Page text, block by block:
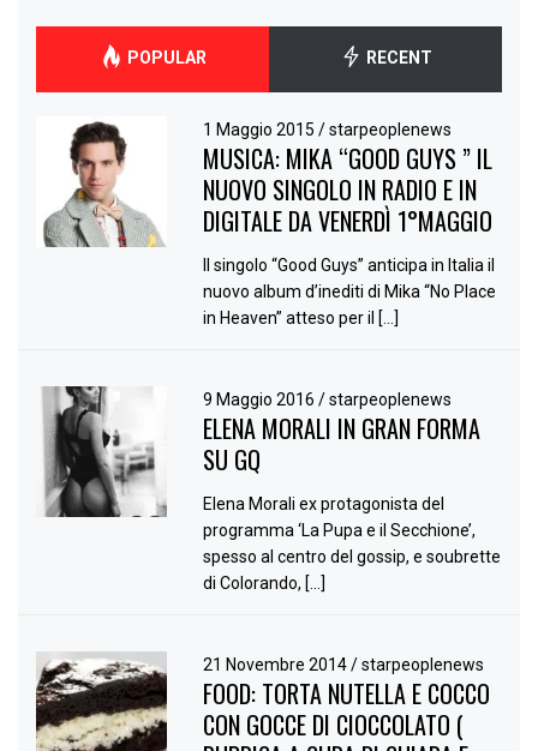
POPULAR RECENT
1 Maggio 2015/ starpeoplenews
MUSICA: MIKA “GOOD GUYS ” IL
NUOVO SINGOLO IN RADIO E IN
DIGITALE DA VENERDÌ 1°MAGGIO
Il singolo “Good Guys” anticipa in Italia il
nuovo album d’inediti di Mika “No Place
in Heaven” atteso per il […]
9 Maggio 2016/ starpeoplenews
ELENA MORALI IN GRAN FORMA
SU GQ
Elena Morali ex protagonista del
programma ‘La Pupa e il Secchione’,
spesso al centro del gossip, e soubrette
di Colorando, […]
21 Novembre 2014/ starpeoplenews
FOOD: TORTA NUTELLA E COCCO
CON GOCCE DI CIOCCOLATO (